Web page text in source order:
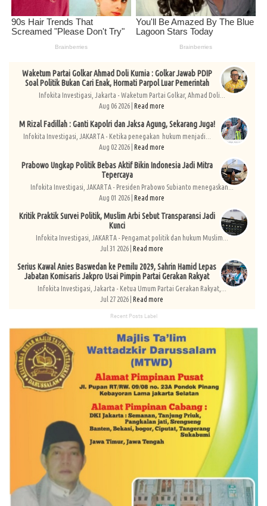
Waketum Partai Golkar Ahmad Doli Kurnia : Golkar Jawab PDIP
Soal Politik Bukan Cari Enak, Hormati Parpol Luar Pemerintah
Infokita Investigasi, Jakarta - Waketum Partai Golkar, Ahmad Doli...
Aug 06 2026 | Read more
M Rizal Fadillah : Ganti Kapolri dan Jaksa Agung, Sekarang Juga!
Infokita Investigasi, JAKARTA - Ketika penegakan hukum menjadi...
Aug 02 2026 | Read more
Prabowo Ungkap Politik Bebas Aktif Bikin Indonesia Jadi Mitra
Tepercaya
Infokita Investigasi, JAKARTA - Presiden Prabowo Subianto menegaskan...
Aug 01 2026 | Read more
Kritik Praktik Survei Politik, Muslim Arbi Sebut Transparansi Jadi
Kunci
Infokita Investigasi, JAKARTA - Pengamat politik dan hukum Muslim...
Jul 31 2026 | Read more
Serius Kawal Anies Baswedan ke Pemilu 2029, Sahrin Hamid Lepas
Jabatan Komisaris Jakpro Usai Pimpin Partai Gerakan Rakyat
Infokita Investigasi, Jakarta - Ketua Umum Partai Gerakan Rakyat,...
Jul 27 2026 | Read more
Recent Posts Label